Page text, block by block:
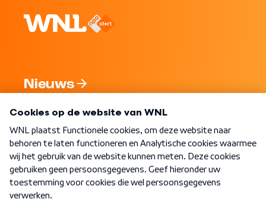
Nieuws
Nieuwsbrief
Word Lid